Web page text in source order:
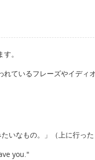
。
ているフレーズやイディ
いなもの。」（上に行っ
you."